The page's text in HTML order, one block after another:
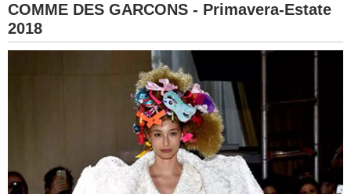
COMME DES GARCONS - Primavera-Estate
2018